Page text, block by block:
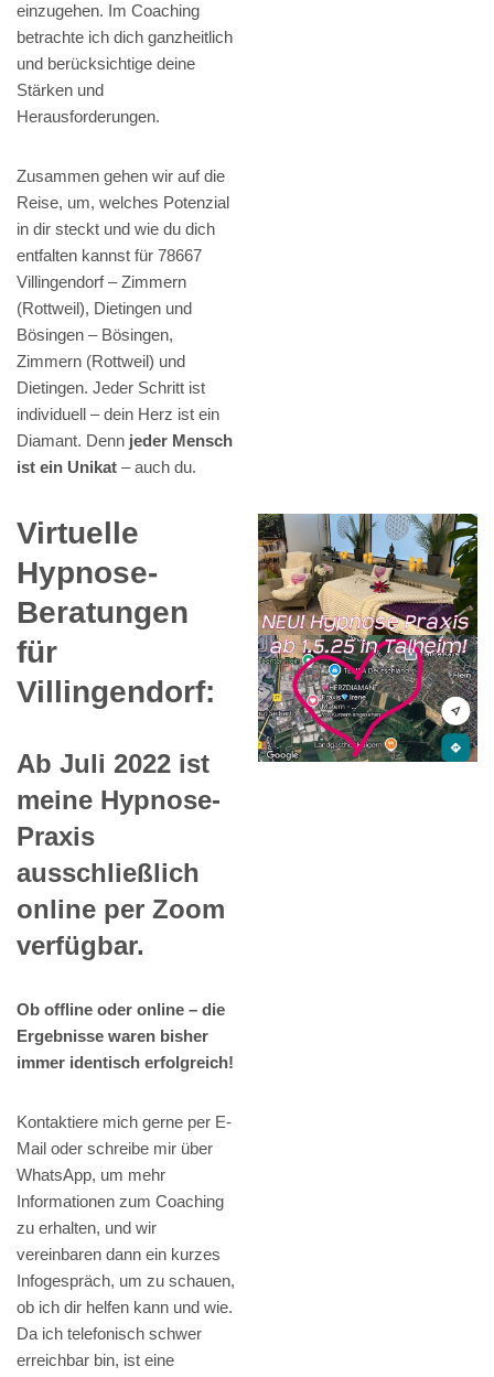
einzugehen. Im Coaching
betrachte ich dich ganzheitlich
und berücksichtige deine
Stärken und
Herausforderungen.
Zusammen gehen wir auf die
Reise, um, welches Potenzial
in dir steckt und wie du dich
entfalten kannst für 78667
Villingendorf – Zimmern
(Rottweil), Dietingen und
Bösingen – Bösingen,
Zimmern (Rottweil) und
Dietingen. Jeder Schritt ist
individuell – dein Herz ist ein
Diamant. Denn jeder Mensch
ist ein Unikat – auch du.
Virtuelle
Hypnose-
Beratungen
für
Villingendorf:
Ab Juli 2022 ist
meine Hypnose-
Praxis
ausschließlich
online per Zoom
verfügbar.
Ob offline oder online – die
Ergebnisse waren bisher
immer identisch erfolgreich!
Kontaktiere mich gerne per E-
Mail oder schreibe mir über
WhatsApp, um mehr
Informationen zum Coaching
zu erhalten, und wir
vereinbaren dann ein kurzes
Infogespräch, um zu schauen,
ob ich dir helfen kann und wie.
Da ich telefonisch schwer
erreichbar bin, ist eine